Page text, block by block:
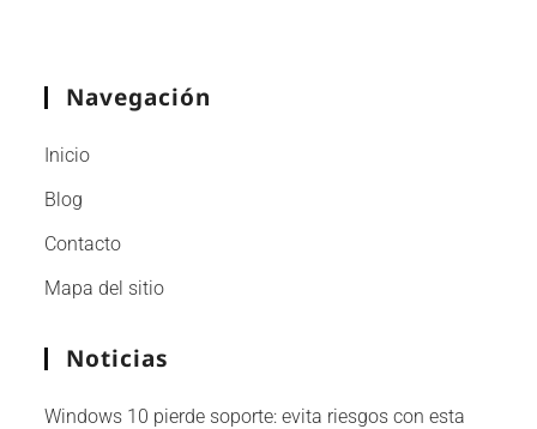
Navegación
Inicio
Blog
Contacto
Mapa del sitio
Noticias
Windows 10 pierde soporte: evita riesgos con esta